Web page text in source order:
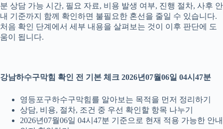
분 상담 가능 시간, 필요 자료, 비용 발생 여부, 진행 절차, 사후 안
내 기준까지 함께 확인하면 불필요한 혼선을 줄일 수 있습니다.
처음 확인 단계에서 세부 내용을 살펴보는 것이 이후 판단에 도
움이 됩니다.
강남하수구막힘 확인 전 기본 체크 2026년07월06일 04시47분
영등포구하수구막힘를 알아보는 목적을 먼저 정리하기
상담, 비용, 절차, 조건 중 우선 확인할 항목 나누기
2026년07월06일 04시47분 기준으로 현재 적용 가능한 안내